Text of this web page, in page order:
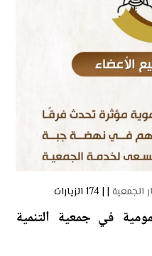
الجمعية | |174 الزيارات
في جمعية التنمية